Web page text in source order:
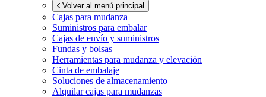
Volver al menú principal
Cajas para mudanza
Suministros para embalar
Cajas de envío y suministros
Fundas y bolsas
Herramientas para mudanza y elevación
Cinta de embalaje
Soluciones de almacenamiento
Alquilar cajas para mudanzas